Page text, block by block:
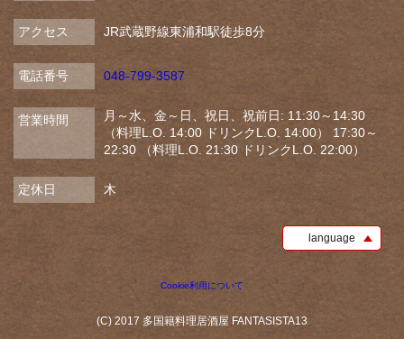
アクセス JR武蔵野線東浦和駅徒歩8分
電話番号 048-799-3587
営業時間
月～水、金～日、祝日、祝前日: 11:30～14:30
（料理L.O. 14:00 ドリンクL.O. 14:00） 17:30～
22:30 （料理L.O. 21:30 ドリンクL.O. 22:00）
定休日 木
language
Cookie利用について
(C) 2017 多国籍料理居酒屋 FANTASISTA13